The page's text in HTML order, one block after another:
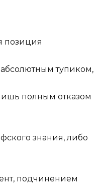
позиция
абсолютным тупиком,
полным отказом
знания, либо
подчинением